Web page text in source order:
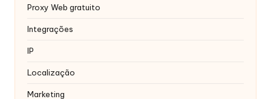
Proxy Web gratuito
Integrações
IP
Localização
Marketing